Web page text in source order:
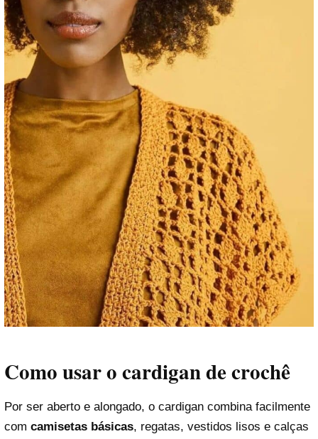
Como usar o cardigan de crochê
Por ser aberto e alongado, o cardigan combina facilmente
com camisetas básicas, regatas, vestidos lisos e calças